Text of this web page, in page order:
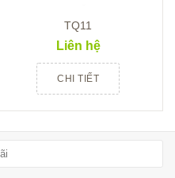
TQ11
Liên hệ
CHI TIẾT